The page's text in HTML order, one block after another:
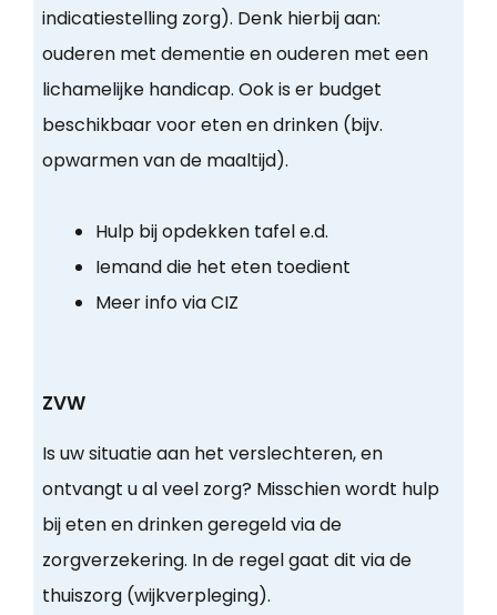
indicatiestelling zorg). Denk hierbij aan:
ouderen met dementie en ouderen met een
lichamelijke handicap. Ook is er budget
beschikbaar voor eten en drinken (bijv.
opwarmen van de maaltijd).
Hulp bij opdekken tafel e.d.
Iemand die het eten toedient
Meer info via CIZ
ZVW
Is uw situatie aan het verslechteren, en
ontvangt u al veel zorg? Misschien wordt hulp
bij eten en drinken geregeld via de
zorgverzekering. In de regel gaat dit via de
thuiszorg (wijkverpleging).